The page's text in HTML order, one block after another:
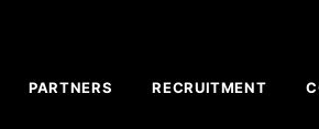
PARTNERS RECRUITMENT